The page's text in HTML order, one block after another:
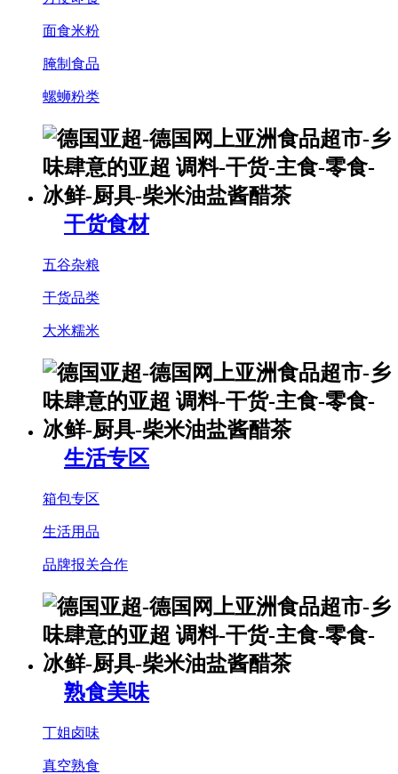
面食米粉
腌制食品
螺蛳粉类
干货食材
五谷杂粮
干货品类
大米糯米
生活专区
箱包专区
生活用品
品牌报关合作
熟食美味
丁姐卤味
真空熟食